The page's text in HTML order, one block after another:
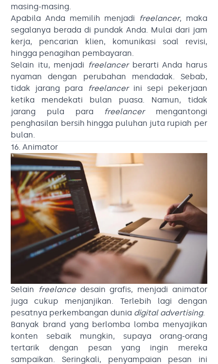
masing-masing.
Apabila Anda memilih menjadi
freelancer, maka
segalanya berada di pundak Anda. Mulai dari jam
kerja, pencarian klien, komunikasi soal revisi,
hingga penagihan pembayaran.
Selain itu, menjadi freelancerberarti Anda harus
nyaman dengan perubahan mendadak. Sebab,
tidak jarang para
freelancerini sepi pekerjaan
ketika mendekati bulan puasa. Namun, tidak
jarang pula para
freelancermengantongi
penghasilan bersih hingga puluhan juta rupiah per
bulan.
16. Animator
Selain freelancedesain grafis, menjadi animator
juga cukup menjanjikan. Terlebih lagi dengan
pesatnya perkembangan dunia digital advertising.
Banyak brand yang berlomba lomba menyajikan
konten sebaik mungkin, supaya orang-orang
tertarik dengan pesan yang ingin mereka
sampaikan. Seringkali, penyampaian pesan ini